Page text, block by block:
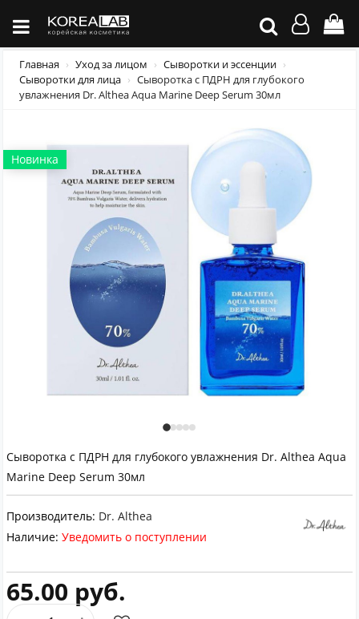
Главная Уход за лицом
Сыворотки и эссенции
Сыворотки для лица
Сыворотка с ПДРН для глубокого
увлажнения Dr. Althea Aqua Marine Deep Serum 30мл
Новинка
Сыворотка с ПДРН для глубокого увлажнения Dr. Althea Aqua
Marine Deep Serum 30мл
Производитель: Dr. Althea
Наличие: Уведомить о поступлении
65.00 руб.